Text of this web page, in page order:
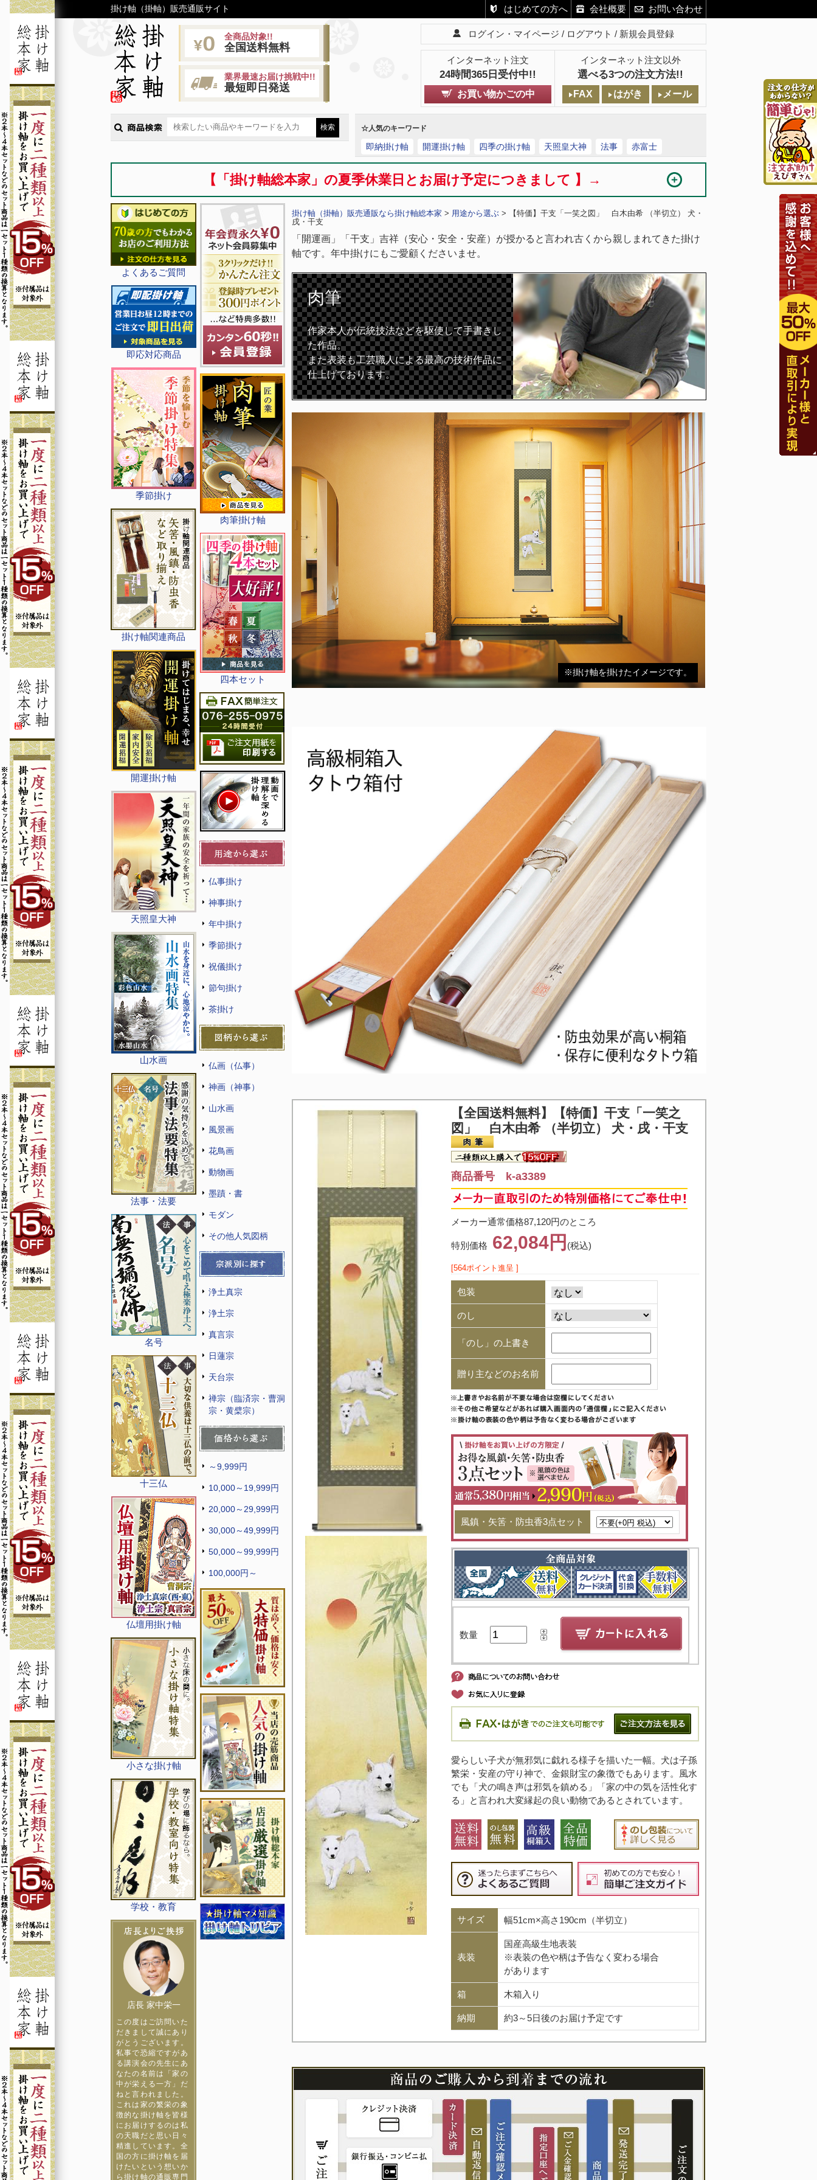
掛け軸（掛軸）販売通販サイト はじめての方へ 会社概要 お問い合わせ
全商品対象!!
全国送料無料
業界最速お届け挑戦中!!
最短即日発送
ログイン・マイページ ログアウト 新規会員登録
インターネット注文
24時間365日受付中!!
インターネット注文以外
選べる3つの注文方法!!
お買い物かごの中 FAX はがき メール
☆人気のキーワード
即納掛け軸 開運掛け軸 四季の掛け軸 天照皇大神 法事 赤富士
【「掛け軸総本家」の夏季休業日とお届け予定につきまして 】→
よくあるご質問
即応対応商品
季節掛け
掛け軸関連商品
開運掛け軸
天照皇大神
山水画
法事・法要
名号
十三仏
仏壇用掛け軸
小さな掛け軸
学校・教育
店長 家中栄一
この度はご訪問いた
だきまして誠にあり
がとうございます。
私事で恐縮ですがあ
る講演会の先生にあ
なたの名前は「家の
中が栄える一方」だ
ねと言われました。
これは家の繁栄の象
徴的な掛け軸を皆様
にお届けするのは私
の天職だと思い日々
精進しています。全
国の方に掛け軸を届
けたいという想いか
ら掛け軸の通販専門
肉筆掛け軸
四本セット
仏事掛け
神事掛け
年中掛け
季節掛け
祝儀掛け
節句掛け
茶掛け
仏画（仏事）
神画（神事）
山水画
風景画
花鳥画
動物画
墨蹟・書
モダン
その他人気図柄
浄土真宗
浄土宗
真言宗
日蓮宗
天台宗
禅宗（臨済宗・曹洞
宗・黄檗宗）
～9,999円
10,000～19,999円
20,000～29,999円
30,000～49,999円
50,000～99,999円
100,000円～
掛け軸（掛軸）販売通販なら掛け軸総本家 > 用途から選ぶ > 【特価】干支「一笑之図」 白木由希 （半切立） 犬・
戌・干支
「開運画」「干支」吉祥（安心・安全・安産）が授かると言われ古くから親しまれてきた掛け
軸です。年中掛けにもご愛顧くださいませ。
肉筆
作家本人が伝統技法などを駆使して手書きし
た作品。
また表装も工芸職人による最高の技術作品に
仕上げております。
※掛け軸を掛けたイメージです。
【全国送料無料】
【特価】干支「一笑之
図」 白木由希 （半切立） 犬・戌・干支
商品番号 k-a3389
メーカー通常価格87,120円のところ
特別価格 62,084円 (税込)
[564ポイント進呈 ]
包装
のし
「のし」の上書き
贈り主などのお名前
風鎮・矢筈・防虫香3点セット
数量
愛らしい子犬が無邪気に戯れる様子を描いた一幅。犬は子孫
繁栄・安産の守り神で、金銀財宝の象徴でもあります。風水
でも「犬の鳴き声は邪気を鎮める」「家の中の気を活性化す
る」と言われ大変縁起の良い動物であるとされています。
サイズ 幅51cm×高さ190cm（半切立）
表装
国産高級生地表装
※表装の色や柄は予告なく変わる場合
があります
箱 木箱入り
納期 約3～5日後のお届け予定です